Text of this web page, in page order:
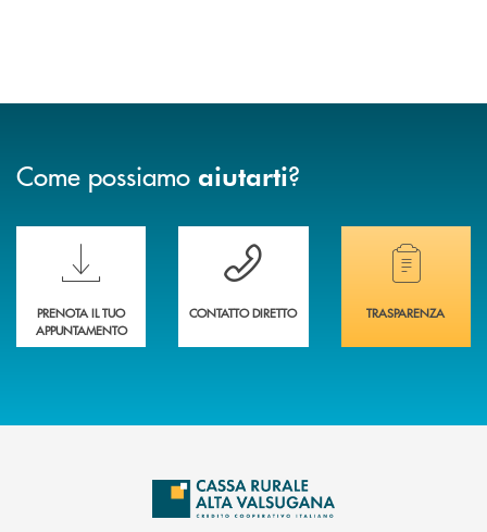
Come possiamo aiutarti?
Scopri le funzionalità della nuova PRENOTA BANCA
PRENOTA IL TUO
APPUNTAMENTO
Hai bisogno di assistenza immediata?
CONTATTO DIRETTO
Hai bisogno di
TRASPARENZA